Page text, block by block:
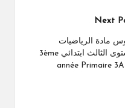
Next
مادة الرياضيات
مستوى الثالث ابتدائي 3ème
année Primaire